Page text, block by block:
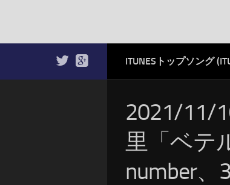
ITUNESトップソング
2021/11/
里「ベテ
number